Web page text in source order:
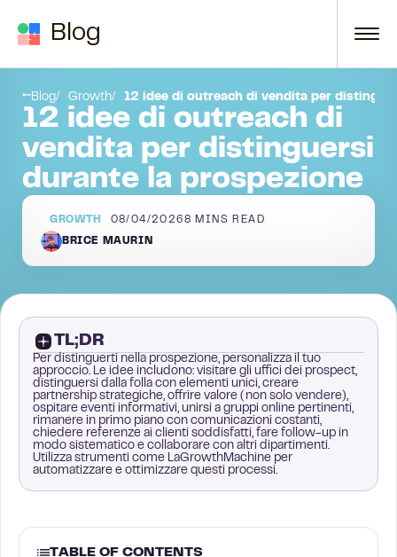
Blog
Blog Growth 12 idee di outreach di vendita per
12 idee di outreach di
vendita per distinguersi
durante la prospezione
GROWTH 08/04/2026 8 MINS READ
BRICE MAURIN
TL;DR
Per distinguerti nella prospezione, personalizza il tuo
approccio. Le idee includono: visitare gli uffici dei prospect,
distinguersi dalla folla con elementi unici, creare
partnership strategiche, offrire valore (non solo vendere),
ospitare eventi informativi, unirsi a gruppi online pertinenti,
rimanere in primo piano con comunicazioni costanti,
chiedere referenze ai clienti soddisfatti, fare follow-up in
modo sistematico e collaborare con altri dipartimenti.
Utilizza strumenti come LaGrowthMachine per
automatizzare e ottimizzare questi processi.
TABLE OF CONTENTS